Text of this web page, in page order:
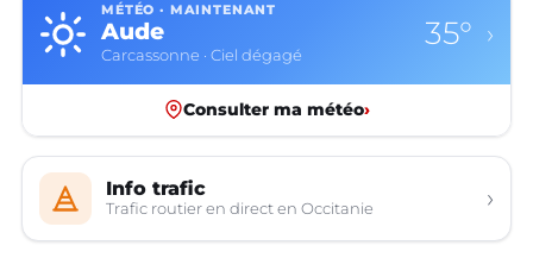
MÉTÉO · MAINTENANT
Aude
Carcassonne · Ciel dégagé
35° ›
Consulter ma météo›
Info trafic
Trafic routier en direct en Occitanie ›